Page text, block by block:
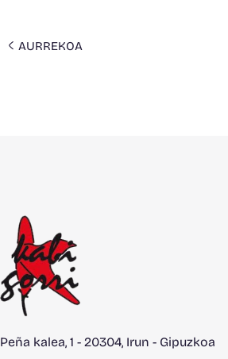
AURREKOA
Peña kalea, 1 - 20304, Irun - Gipuzkoa